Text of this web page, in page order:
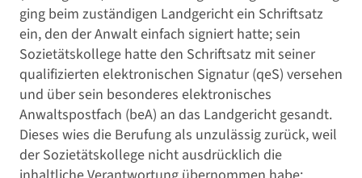
ging beim zuständigen Landgericht ein Schriftsatz
ein, den der Anwalt einfach signiert hatte; sein
Sozietätskollege hatte den Schriftsatz mit seiner
qualifizierten elektronischen Signatur (qeS) versehen
und über sein besonderes elektronisches
Anwaltspostfach (beA) an das Landgericht gesandt.
Dieses wies die Berufung als unzulässig zurück, weil
der Sozietätskollege nicht ausdrücklich die